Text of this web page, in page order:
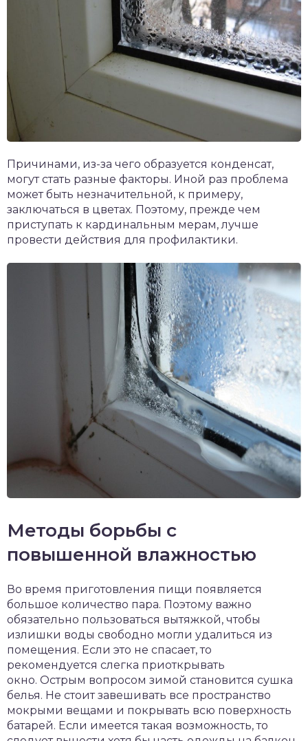
Причинами, из-за чего образуется конденсат,
могут стать разные факторы. Иной раз проблема
может быть незначительной, к примеру,
заключаться в цветах. Поэтому, прежде чем
приступать к кардинальным мерам, лучше
провести действия для профилактики.
Методы борьбы с
повышенной влажностью
Во время приготовления пищи появляется
большое количество пара. Поэтому важно
обязательно пользоваться вытяжкой, чтобы
излишки воды свободно могли удалиться из
помещения. Если это не спасает, то
рекомендуется слегка приоткрывать
окно. Острым вопросом зимой становится сушка
белья. Не стоит завешивать все пространство
мокрыми вещами и покрывать всю поверхность
батарей. Если имеется такая возможность, то